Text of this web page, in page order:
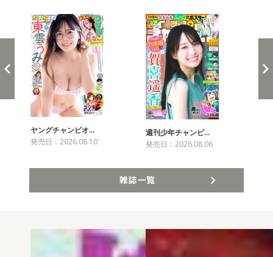
ヤングチャンピオ…
発売日：2026.08.10
週刊少年チャンピ…
発売日：2026.08.06